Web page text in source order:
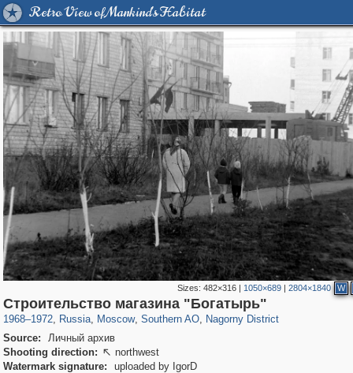
Retro View of Mankind's Habitat
Sizes: 482×316| 1050×689| 2804×1840 W
Строительство магазина "Богатырь"
1968–1972, Russia
1,406,929 29,248
, Moscow
319,861 8,286
, Southern AO
21,648 390
, Nagorny District
508 2
Source:
Личный архив
Shooting direction:  northwest
Watermark signature:
uploaded by IgorD